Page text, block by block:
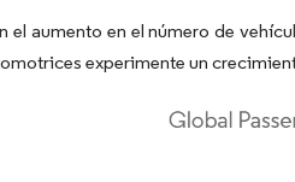
el aumento en el número de
experimente un